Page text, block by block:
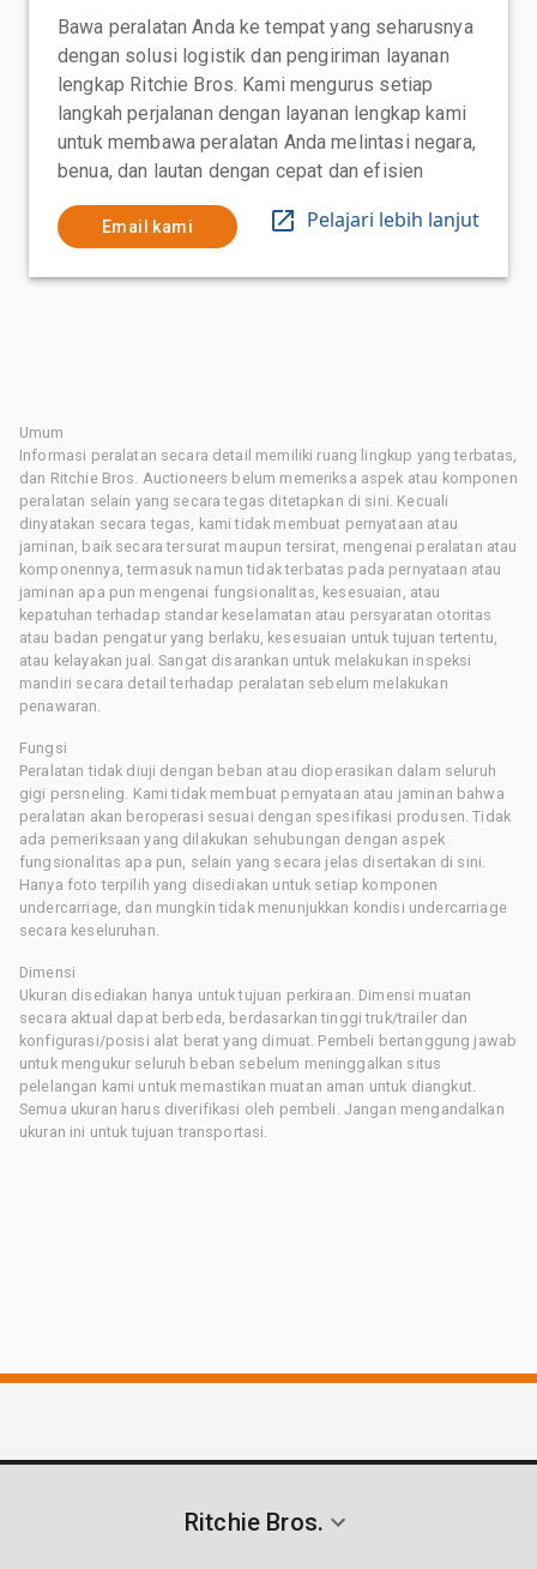
Bawa peralatan Anda ke tempat yang seharusnya
dengan solusi logistik dan pengiriman layanan
lengkap Ritchie Bros. Kami mengurus setiap
langkah perjalanan dengan layanan lengkap kami
untuk membawa peralatan Anda melintasi negara,
benua, dan lautan dengan cepat dan efisien
Email kami Pelajari lebih lanjut
Umum
Informasi peralatan secara detail memiliki ruang lingkup yang terbatas,
dan Ritchie Bros. Auctioneers belum memeriksa aspek atau komponen
peralatan selain yang secara tegas ditetapkan di sini. Kecuali
dinyatakan secara tegas, kami tidak membuat pernyataan atau
jaminan, baik secara tersurat maupun tersirat, mengenai peralatan atau
komponennya, termasuk namun tidak terbatas pada pernyataan atau
jaminan apa pun mengenai fungsionalitas, kesesuaian, atau
kepatuhan terhadap standar keselamatan atau persyaratan otoritas
atau badan pengatur yang berlaku, kesesuaian untuk tujuan tertentu,
atau kelayakan jual. Sangat disarankan untuk melakukan inspeksi
mandiri secara detail terhadap peralatan sebelum melakukan
penawaran.
Fungsi
Peralatan tidak diuji dengan beban atau dioperasikan dalam seluruh
gigi persneling. Kami tidak membuat pernyataan atau jaminan bahwa
peralatan akan beroperasi sesuai dengan spesifikasi produsen. Tidak
ada pemeriksaan yang dilakukan sehubungan dengan aspek
fungsionalitas apa pun, selain yang secara jelas disertakan di sini.
Hanya foto terpilih yang disediakan untuk setiap komponen
undercarriage, dan mungkin tidak menunjukkan kondisi undercarriage
secara keseluruhan.
Dimensi
Ukuran disediakan hanya untuk tujuan perkiraan. Dimensi muatan
secara aktual dapat berbeda, berdasarkan tinggi truk/trailer dan
konfigurasi/posisi alat berat yang dimuat. Pembeli bertanggung jawab
untuk mengukur seluruh beban sebelum meninggalkan situs
pelelangan kami untuk memastikan muatan aman untuk diangkut.
Semua ukuran harus diverifikasi oleh pembeli. Jangan mengandalkan
ukuran ini untuk tujuan transportasi.
Ritchie Bros.